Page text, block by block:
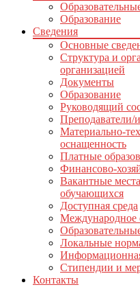
Образование
Сведения
Основные
Структура и
организацией
Документы
Образование
Руководящий
Преподаватели/
Материально-
оснащенность
Платные
Финансово-
Вакантные
обучающихся
Доступная среда
Международное
Локальные
Стипендии и
Контакты